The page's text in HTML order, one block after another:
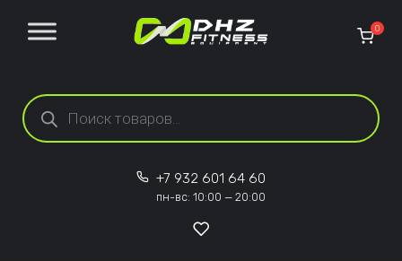
Поиск товаров
0
+7 932 601 64 60
пн-вс: 10:00 — 20:00